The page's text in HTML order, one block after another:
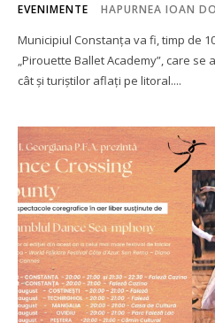
EVENIMENTE HAPURNEA IOAN
Municipiul Constanța va fi, timp de
„Pirouette Ballet Academy”, care
cât și turiștilor aflați pe litoral....